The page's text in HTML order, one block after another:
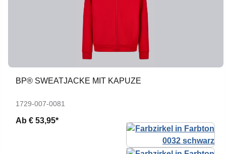
BP® SWEATJACKE MIT KAPUZE
1729-007-0081
Ab € 53,95*